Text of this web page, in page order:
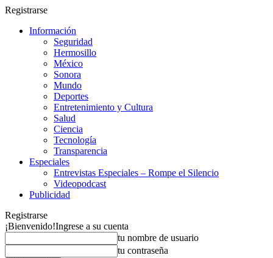
Registrarse
Información
Seguridad
Hermosillo
México
Sonora
Mundo
Deportes
Entretenimiento y Cultura
Salud
Ciencia
Tecnología
Transparencia
Especiales
Entrevistas Especiales – Rompe el Silencio
Videopodcast
Publicidad
Registrarse
¡Bienvenido!Ingrese a su cuenta
tu nombre de usuario
tu contraseña